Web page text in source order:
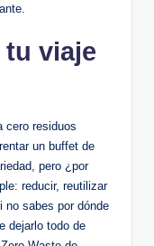
tu viaje
cero residuos
un buffet de
pero ¿por
reducir, reutilizar
no sabes por dónde
dejarlo todo de